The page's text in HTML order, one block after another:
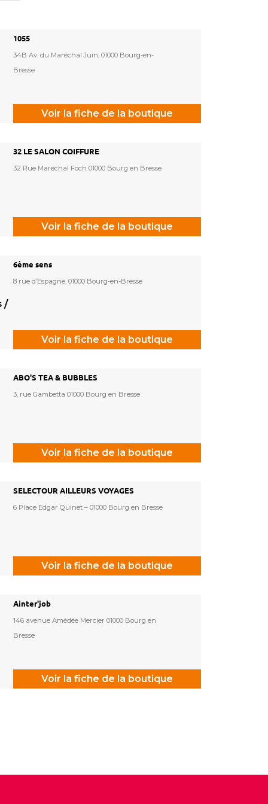
1055
34B Av. du Maréchal Juin, 01000 Bourg-en-
Bresse
Voir la fiche de la boutique
32 LE SALON COIFFURE
32 Rue Maréchal Foch 01000 Bourg en Bresse
Voir la fiche de la boutique
/
6ème sens
8 rue d’Espagne, 01000 Bourg-en-Bresse
Voir la fiche de la boutique
ABO'S TEA & BUBBLES
3, rue Gambetta 01000 Bourg en Bresse
Voir la fiche de la boutique
SELECTOUR AILLEURS VOYAGES
6 Place Edgar Quinet – 01000 Bourg en Bresse
Voir la fiche de la boutique
Ainter'job
146 avenue Amédée Mercier 01000 Bourg en
Bresse
Voir la fiche de la boutique